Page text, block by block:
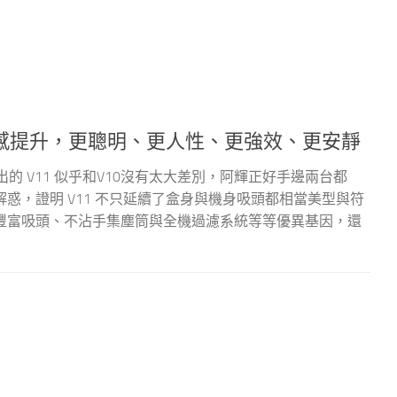
提升，更聰明、更人性、更強效、更安靜
的 V11 似乎和V10沒有太大差別，阿輝正好手邊兩台都
，證明 V11 不只延續了盒身與機身吸頭都相當美型與符
吸頭、不沾手集塵筒與全機過濾系統等等優異基因，還